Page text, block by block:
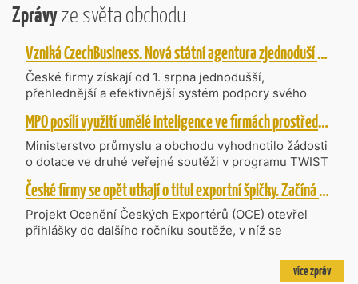
Zprávyze světa obchodu
Vzniká CzechBusiness. Nová státní agentura zjednoduší podporu českých firem
České firmy získají od 1. srpna jednodušší,
přehlednější a efektivnější systém podpory svého
CzechBusiness, která propojuje dosavadní
kompetence agentur CzechTrade a CzechInvest.
Firmám nabídne jednoho partnera pro rozvoj od
inovací až po zahraniční expanzi.
MPO posílí využití umělé inteligence ve firmách prostřednictvím 40 projektů z programu TWIST
Ministerstvo průmyslu a obchodu vyhodnotilo žádosti
o dotace ve druhé veřejné soutěži v programu TWIST
– Transfer, Výzkum, Vývoj a Inovace pro Strategické
Technologie, do které bylo podáno 318 návrhů
projektů požadujících dotaci o celkovém objemu 4,27
mld. Kč. Částkou 630 mil. Kč bude podpořeno čtyřicet
nejlépe hodnocených projektů zaměřených na
výzkum v oblasti umělé inteligence a její aplikace do
podnikových procesů a do vývoje nových produktů na
České firmy se opět utkají o titul exportní špičky. Začíná další ročník Ocenění Českých Exportérů
Projekt Ocenění Českých Exportérů (OCE) otevřel
přihlášky do dalšího ročníku soutěže, v níž se
Projekt dlouhodobě vyzdvihuje, podporuje a oceňuje
podniky, které úspěšně prosazují své produkty avíce zpráv